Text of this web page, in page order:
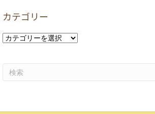
イ
カテゴリー
カ